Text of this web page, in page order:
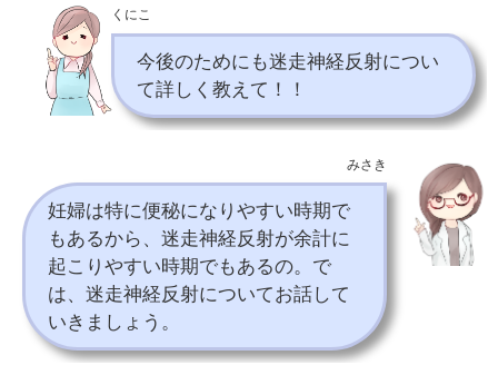
くにこ
今後のためにも迷走神経反射につい
て詳しく教えて！！
みさき
妊婦は特に便秘になりやすい時期で
もあるから、迷走神経反射が余計に
起こりやすい時期でもあるの。で
は、迷走神経反射についてお話して
いきましょう。